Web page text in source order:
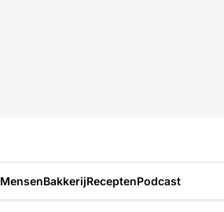
MensenBakkerijReceptenPodcast